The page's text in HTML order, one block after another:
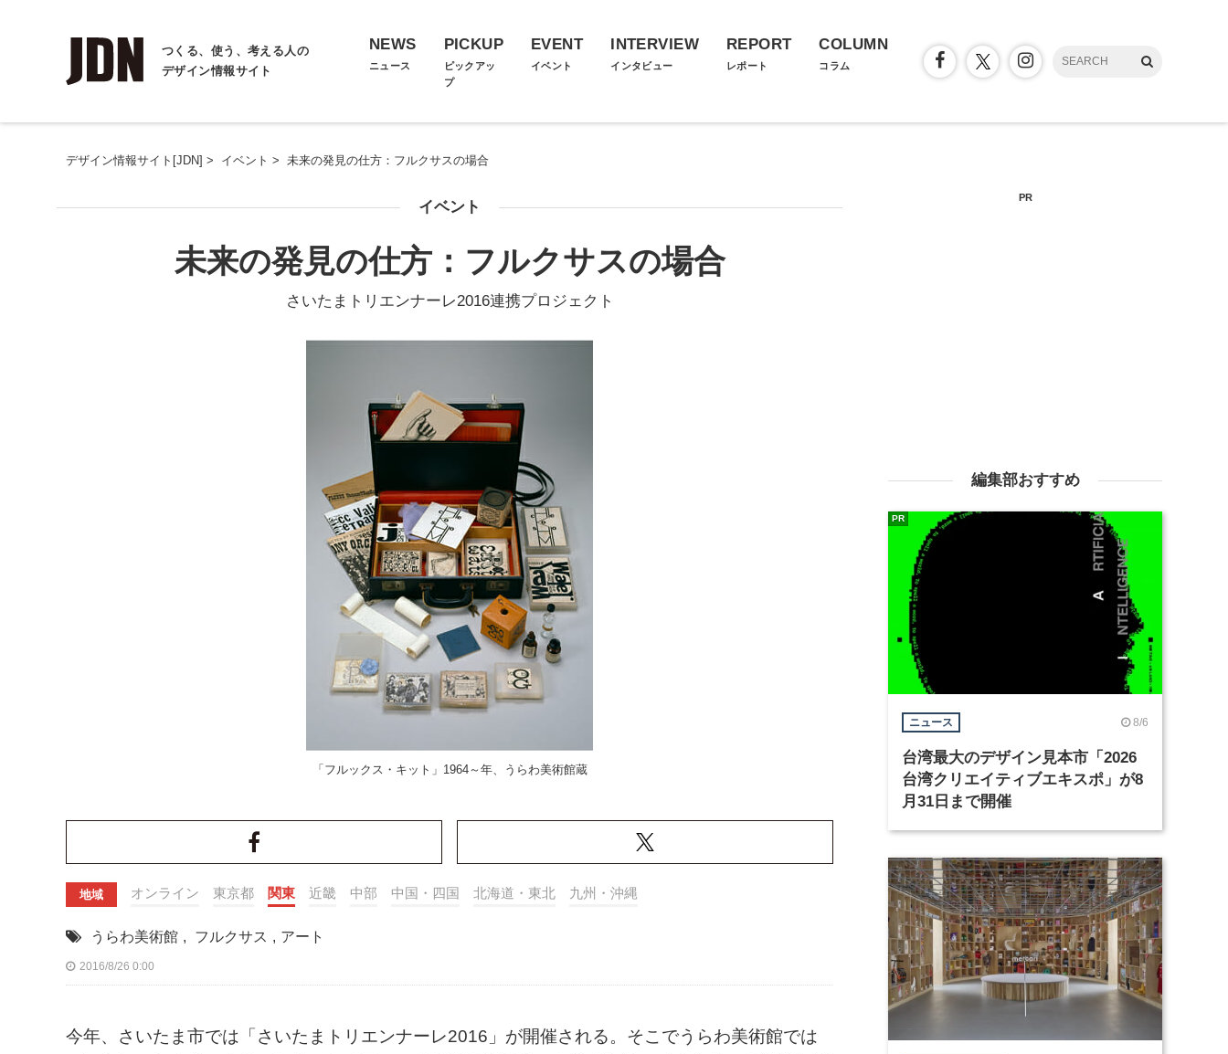
つくる、使う、考える人の
デザイン情報サイト
NEWS
ニュース
PICKUP
ピックアッ
プ
EVENT
イベント
INTERVIEW
インタビュー
REPORT
レポート
COLUMN
コラム
デザイン情報サイト[JDN] > イベント > 未来の発見の仕方：フルクサスの場合
イベント
未来の発見の仕方：フルクサスの場合
さいたまトリエンナーレ2016連携プロジェクト
「フルックス・キット」1964～年、うらわ美術館蔵
地域 オンライン 東京都 関東 近畿 中部 中国・四国 北海道・東北 九州・沖縄
うらわ美術館 , フルクサス , アート
2016/8/26 0:00
今年、さいたま市では「さいたまトリエンナーレ2016」が開催される。そこでうらわ美術館では
PR
編集部おすすめ
ニュース 8/6
台湾最大のデザイン見本市「2026
台湾クリエイティブエキスポ」が8
月31日まで開催
PR